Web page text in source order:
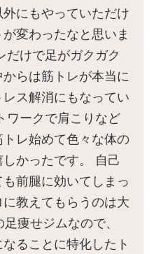
にもやっていただけ
変わったなと思いま
だけで足がガクガク
らは筋トレが本当に
ス解消にもなってい
ワークで肩こりなど
レ始めて色々な体の
かったです。 自己
前腿に効いてしまっ
教えてもらうのは大
痩せジムなので、
ることに特化したト